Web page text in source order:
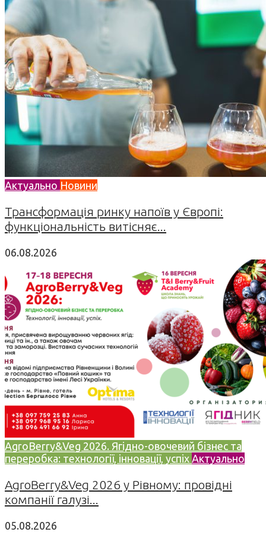
Актуально Новини
Трансформація ринку напоїв у Європі:
функціональність витісняє...
06.08.2026
AgroBerry&Veg 2026. Ягідно-овочевий бізнес та
переробка: технології, інновації, успіх Актуально
AgroBerry&Veg 2026 у Рівному: провідні
компанії галузі...
05.08.2026